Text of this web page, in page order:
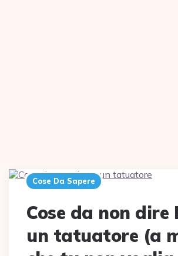
Cose Da Sapere
Cose da non dire
un tatuatore (a